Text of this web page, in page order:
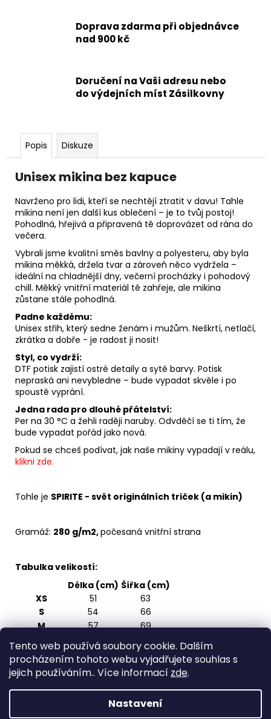
Tento web používá soubory cookie. Dalším
procházením tohoto webu vyjadřujete souhlas s
jejich používáním.. Více informací zde.
Nastavení
Doprava zdarma při objednávce
nad 900 kč
Doručení na Vaši adresu nebo
do výdejních míst Zásilkovny
Popis Diskuze
Unisex mikina bez kapuce
Navrženo pro lidi, kteří se nechtějí ztratit v davu! Tahle
mikina není jen další kus oblečení – je to tvůj postoj!
Pohodlná, hřejivá a připravená tě doprovázet od rána do
večera.
Vybrali jsme kvalitní směs bavlny a polyesteru, aby byla
mikina měkká, držela tvar a zároveň něco vydržela –
ideální na chladnější dny, večerní procházky i pohodový
chill. Měkký vnitřní materiál tě zahřeje, ale mikina
zůstane stále pohodlná.
Padne každému:
Unisex střih, který sedne ženám i mužům. Neškrtí, netlačí,
zkrátka a dobře - je radost ji nosit!
Styl, co vydrží:
DTF potisk zajistí ostré detaily a syté barvy. Potisk
nepraská ani nevybledne – bude vypadat skvěle i po
spoustě vyprání.
Jedna rada pro dlouhé přátelství:
Per na 30 °C a žehli raději naruby. Odvděčí se ti tím, že
bude vypadat pořád jako nová.
Pokud se chceš podívat, jak naše mikiny vypadají v reálu,
klikni zde.
Tohle je SPIRITE - svět originálních triček (a mikin)
Gramáž: 280 g/m2,počesaná vnitřní strana
Tabulka velikostí:
Délka (cm) Šířka (cm)
XS
51
63
S
54
66
M
57
69
60
XL
63
2XL
66
78
3XL